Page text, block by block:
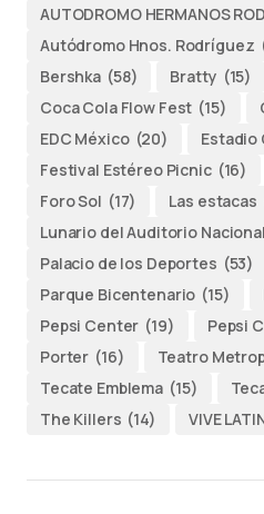
AUTODROMO HERMANOS
Autódromo Hnos. Rodríguez
Bershka (58) Bratty (15)
Coca Cola Flow Fest (15)
EDC México (20) Estadio
Festival Estéreo Picnic (16)
Foro Sol (17) Las estacas
Lunario del Auditorio Nacional
Palacio de los Deportes (53)
Parque Bicentenario (15)
Pepsi Center (19) Pepsi
Porter (16) Teatro
Tecate Emblema (15)
The Killers (14) VIVE